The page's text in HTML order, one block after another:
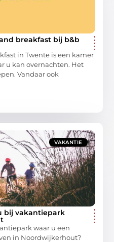
breakfast bij b&b
in Twente is een kamer
u kan overnachten. Het
Vandaar ook
VAKANTIE
bij vakantiepark
waar u een
in Noordwijkerhout?